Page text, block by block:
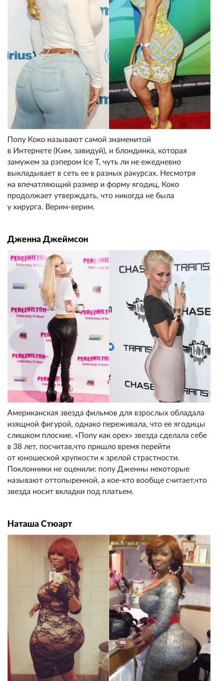
Попу Коко называют самой знаменитой
в Интернете (Ким, завидуй), и блондинка, которая
замужем за рэпером Ice T, чуть ли не ежедневно
выкладывает в сеть ее в разных ракурсах. Несмотря
на впечатляющий размер и форму ягодиц, Коко
продолжает утверждать, что никогда не была
у хирурга. Верим-верим.
Дженна Джеймсон
Американская звезда фильмов для взрослых обладала
изящной фигурой, однако переживала, что ее ягодицы
слишком плоские. «Попу как орех» звезда сделала себе
в 38 лет, посчитав,что пришло время перейти
от юношеской хрупкости к зрелой страстности.
Поклонники не оценили: попу Дженны некоторые
называют оттопыренной, а кое-кто вообще считает,что
звезда носит вкладки под платьем.
Наташа Стюарт